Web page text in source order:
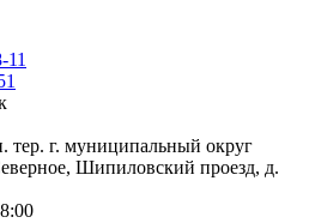
11
тер. г. муниципальный округ
Шипиловский проезд, д.